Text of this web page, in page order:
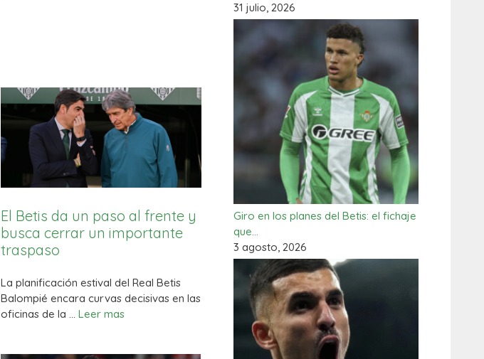
El Betis da un paso al frente y
busca cerrar un importante
traspaso
La planificación estival del Real Betis
Balompié encara curvas decisivas en las
oficinas de la …Leer mas
31 julio, 2026
Giro en los planes del Betis: el fichaje
que…
3 agosto, 2026